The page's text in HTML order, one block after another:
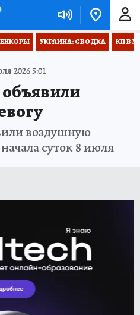
УКРАИНА: СВОДКА КП В
2026 5:01
воздушную
суток 8 июля